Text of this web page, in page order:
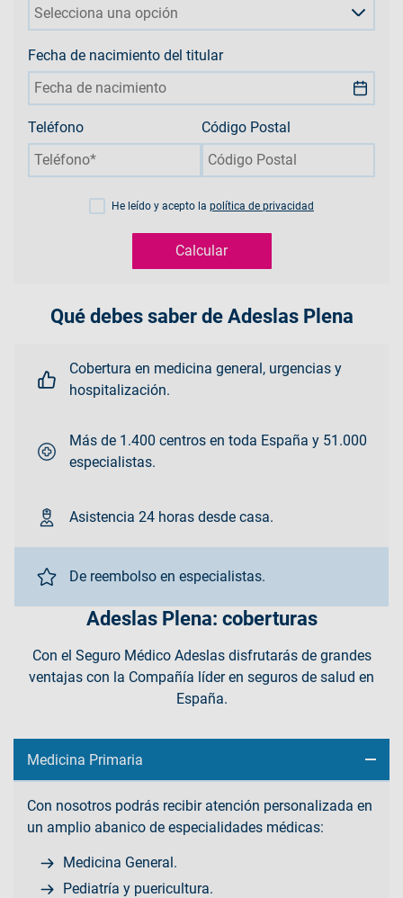
Selecciona una opción
Fecha de nacimiento del titular
Teléfono Código Postal
He leído y acepto la política de privacidad
Calcular
Qué debes saber de Adeslas Plena
Cobertura en medicina general, urgencias y
hospitalización.
Más de 1.400 centros en toda España y 51.000
especialistas.
Asistencia 24 horas desde casa.
De reembolso en especialistas.
Adeslas Plena: coberturas
Con el Seguro Médico Adeslas disfrutarás de grandes
ventajas con la Compañía líder en seguros de salud en
España.
Medicina Primaria
Con nosotros podrás recibir atención personalizada en
un amplio abanico de especialidades médicas:
Medicina General.
Pediatría y puericultura.